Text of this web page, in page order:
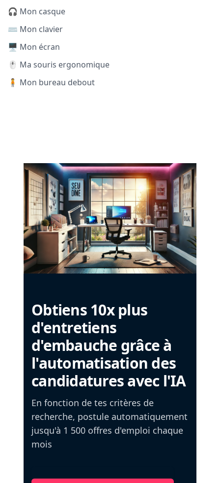
🎧 Mon casque
⌨️ Mon clavier
🖥️ Mon écran
🖱️ Ma souris ergonomique
🧍 Mon bureau debout
Obtiens 10x plus
d'entretiens
d'embauche grâce à
l'automatisation des
candidatures avec l'IA
En fonction de tes critères de
recherche, postule automatiquement
jusqu'à 1 500 offres d'emploi chaque
mois